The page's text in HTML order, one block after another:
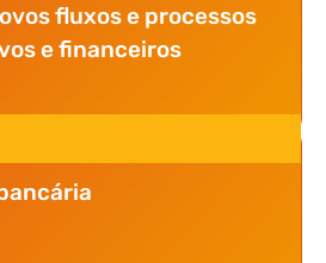
fluxos e processos
e financeiros